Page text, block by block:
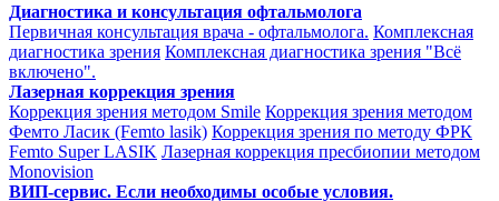
Диагностика и консультация офтальмолога
Первичная консультация врача - офтальмолога. Комплексная
диагностика зрения Комплексная диагностика зрения "Всё
включено".
Лазерная коррекция зрения
Коррекция зрения методом Smile Коррекция зрения методом
Фемто Ласик (Femto lasik) Коррекция зрения по методу ФРК
Femto Super LASIK Лазерная коррекция пресбиопии методом
Monovision
ВИП-сервис. Если необходимы особые условия.